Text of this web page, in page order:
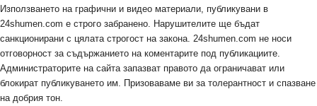
Използването на графични и видео материали, публикувани в
24shumen.com е строго забранено. Нарушителите ще бъдат
санкционирани с цялата строгост на закона. 24shumen.com не носи
отговорност за съдържанието на коментарите под публикациите.
Администраторите на сайта запазват правото да ограничават или
блокират публикуването им. Призоваваме ви за толерантност и спазване
на добрия тон.